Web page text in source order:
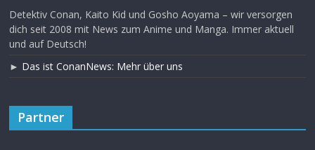
Detektiv Conan, Kaito Kid und Gosho Aoyama – wir versorgen
dich seit 2008 mit News zum Anime und Manga. Immer aktuell
und auf Deutsch!
► Das ist ConanNews: Mehr über uns
Partner